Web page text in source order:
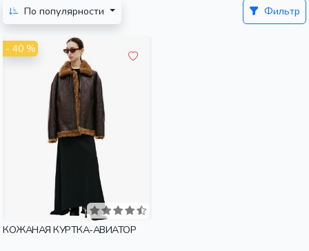
По популярности
Фильтр
- 40 %
КОЖАНАЯ КУРТКА-АВИАТОР